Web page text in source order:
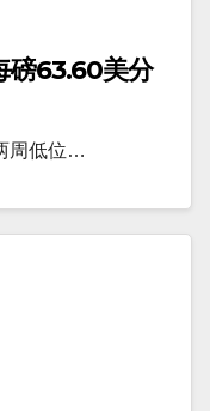
磅63.60美分
周低位…